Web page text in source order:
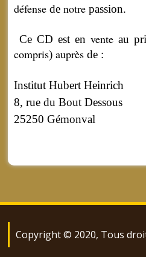
défense denotre passion.
Ce CD est en venteau
compris)auprès de :
Institut Hubert Heinrich
8, rue du Bout Dessous
25250 Gémonval
Copyright © 2020, Tous